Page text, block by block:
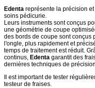
Edenta représente la précision
soins pédicurie.
Leurs instruments sont conçus
une géométrie de coupe
des bords de coupe sont conçus
l'ongle, plus rapidement et
temps de traitement est réduit.
continus, Edenta garantit des
dernières techniques de précision.
Il est important de tester
testeur de fraises.